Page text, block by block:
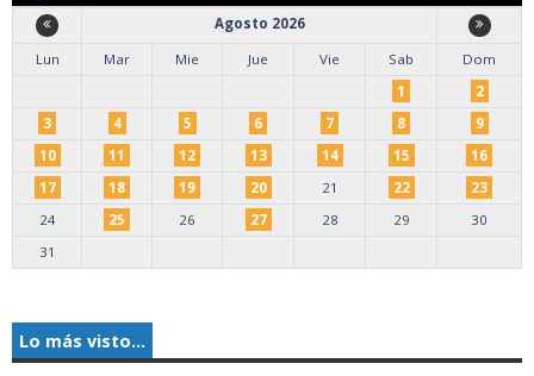
Agosto 2026
Lun
Mar Mie Jue Vie Sab
Dom
1
2
3
4 5 6 7 8
9
10
11 12 13 14 15
16
17
18 19 20 21 22
23
24
25 26 27 28 29
30
31
Lo más visto...